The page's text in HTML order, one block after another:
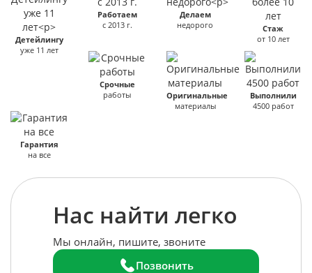
Детейлингу
уже 11 лет
Работаем
с 2013 г.
Делаем
недорого
Стаж
от 10 лет
Срочные
работы
Оригинальные
материалы
Выполнили
4500 работ
Гарантия
на все
Нас найти легко
Мы онлайн, пишите, звоните
Позвонить